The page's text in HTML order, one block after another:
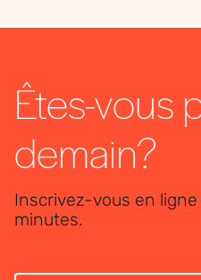
Êtes-vous
demain?
Inscrivez-vous en
minutes.